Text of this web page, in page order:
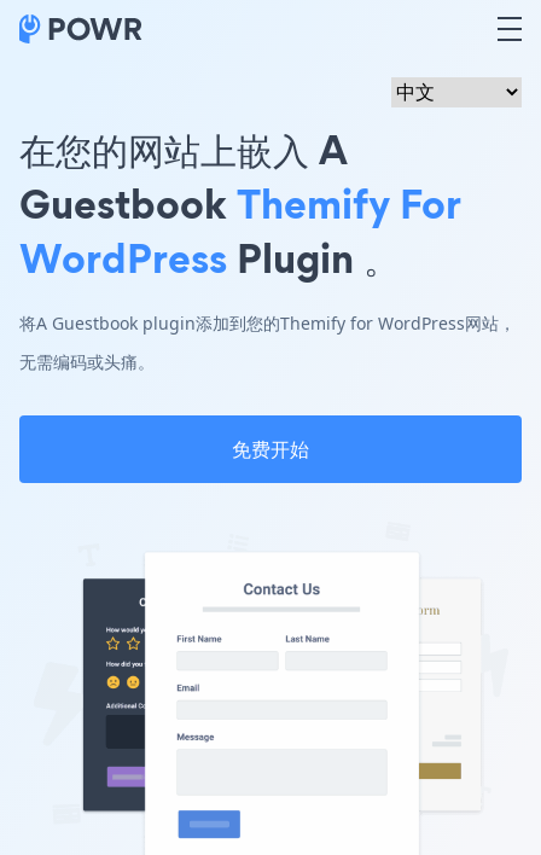
在您的网站上嵌入 A
GuestbookThemify For
WordPress Plugin 。
将A Guestbook plugin添加到您的Themify for WordPress网站，
无需编码或头痛。
免费开始